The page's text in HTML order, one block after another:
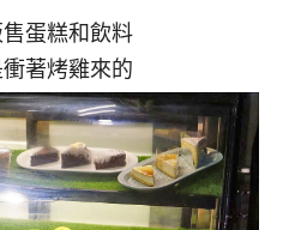
蛋糕和飲料
著烤雞來的